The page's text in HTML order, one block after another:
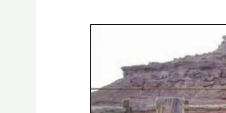
Hotel:
Kisah